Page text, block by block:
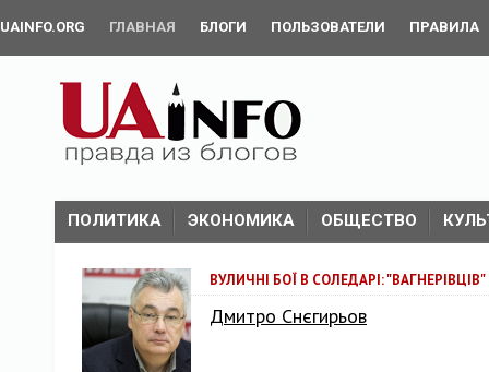
UAINFO.ORG ГЛАВНАЯ БЛОГИ ПОЛЬЗОВАТЕЛИ ПРАВИЛА
ПОЛИТИКА ЭКОНОМИКА ОБЩЕСТВО
ВУЛИЧНІ БОЇ В СОЛЕДАРІ:
Дмитро Снєгирьов